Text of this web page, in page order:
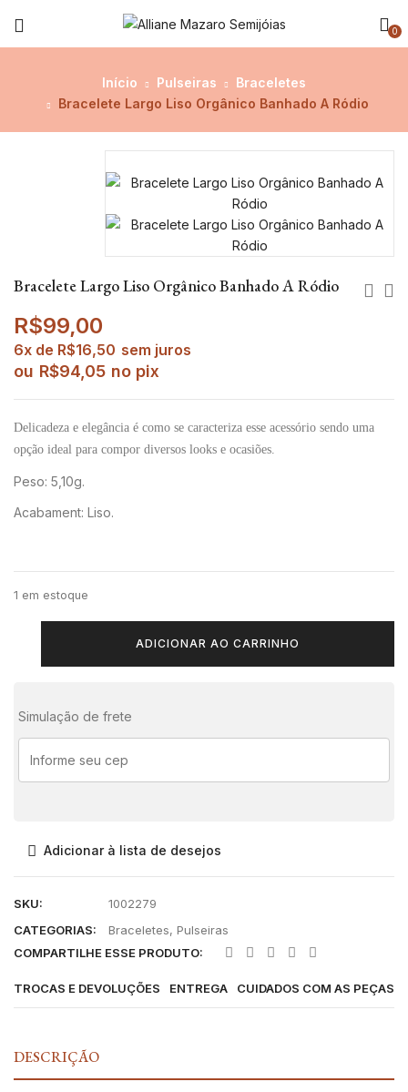
0
Início Pulseiras
Braceletes
Bracelete Largo Liso Orgânico Banhado A Ródio
Bracelete Largo Liso Orgânico Banhado A Ródio
R$99,00
6x de R$16,50 sem juros
ou R$94,05 no pix
Delicadeza e elegância é como se caracteriza esse acessório sendo uma
opção ideal para compor diversos looks e ocasiões.
Peso: 5,10g.
Acabament: Liso.
1 em estoque
ADICIONAR AO CARRINHO
Simulação de frete
Adicionar à lista de desejos
SKU:
1002279
CATEGORIAS:
Braceletes, Pulseiras
COMPARTILHE ESSE PRODUTO:
TROCAS E DEVOLUÇÕES ENTREGA CUIDADOS COM AS PEÇAS
DESCRIÇÃO